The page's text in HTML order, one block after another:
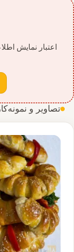
اعتبار نمایش
تصاویر و